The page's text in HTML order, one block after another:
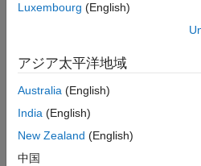
ルールから外れると、意図
モデル アドバイザー
Simulink におけるゼロ除算のチェ
最終更新
Luxembourg (English)
アジア太平洋地域
Australia (English)
India (English)
New Zealand (English)
中国